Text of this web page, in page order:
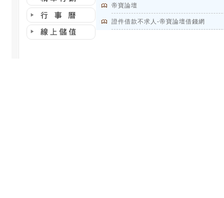
帝寶論壇
證件借款不求人-帝寶論壇借錢網